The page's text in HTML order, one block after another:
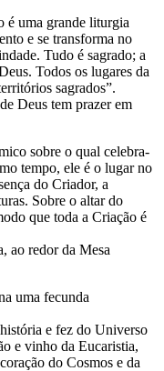
é uma grande liturgia
e se transforma no
Tudo é sagrado; a
Todos os lugares da
sagrados”.
Deus tem prazer em
sobre o qual celebra-
tempo, ele é o lugar no
do Criador, a
Sobre o altar do
que toda a Criação é
ao redor da Mesa
uma fecunda
e fez do Universo
e vinho da Eucaristia,
do Cosmos e da